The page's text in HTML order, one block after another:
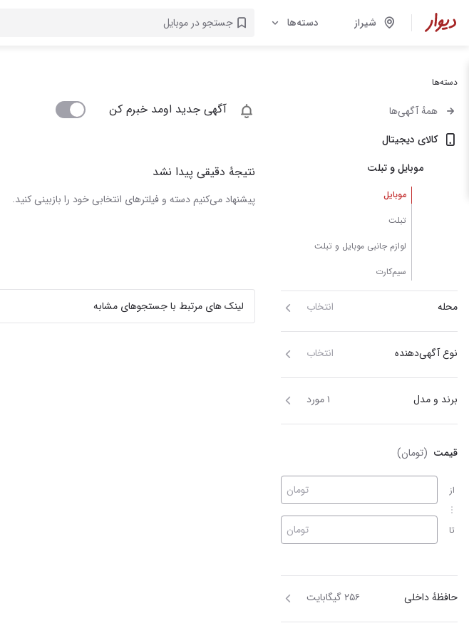
شیراز دسته‌ها
دسته‌ها
همهٔ آگهی‌ها
کالای دیجیتال
موبایل و تبلت
موبایل
تبلت
لوازم جانبی موبایل و تبلت
سیم‌کارت
محله انتخاب
نوع آگهی‌دهنده انتخاب
برند و مدل ۱ مورد
قیمت (تومان)
از
تا
تومان
تومان
حافظهٔ داخلی ۲۵۶ گیگابایت
آگهی جدید اومد خبرم کن
نتیجهٔ دقیقی پیدا نشد
پیشنهاد می‌کنیم دسته و فیلترهای انتخابی خود را بازبینی کنید.
لینک های مرتبط با جستجوهای مشابه